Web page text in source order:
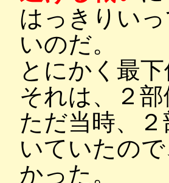
はっきりい
いのだ。
とにかく最
それは、２
ただ当時、
いていたの
かった。